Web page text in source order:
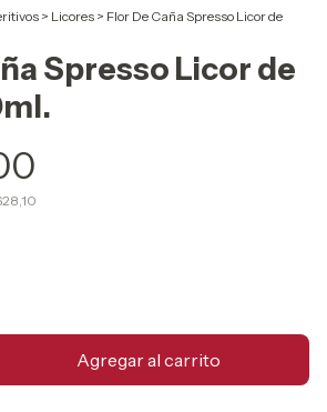
> Licores > Flor De Caña Spresso Licor de
Spresso Licor de